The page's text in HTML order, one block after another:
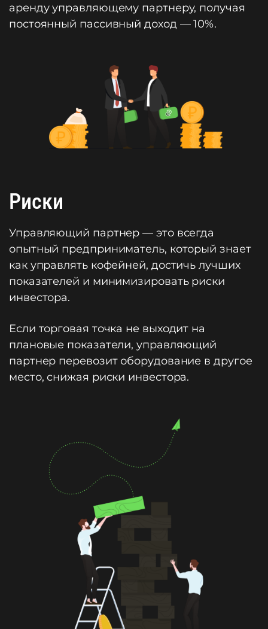
аренду управляющему партнеру, получая
постоянный пассивный доход — 10%.
Риски
Управляющий партнер — это всегда
опытный предприниматель, который знает
как управлять кофейней, достичь лучших
показателей и минимизировать риски
инвестора.
Если торговая точка не выходит на
плановые показатели, управляющий
партнер перевозит оборудование в другое
место, снижая риски инвестора.